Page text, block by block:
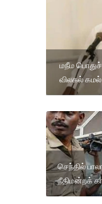
மநீம
விலகல் கமல்
செந்தில்
நீதிமன்றக்